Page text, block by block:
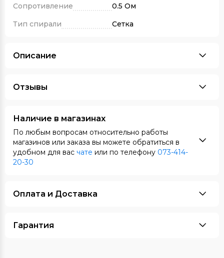
Сопротивление
0.5 Ом
Тип спирали
Сетка
Описание
Отзывы
Наличие в магазинах
По любым вопросам относительно работы
магазинов или заказа вы можете обратиться в
удобном для вас чате или по телефону 073-414-
20-30
Оплата и Доставка
Гарантия